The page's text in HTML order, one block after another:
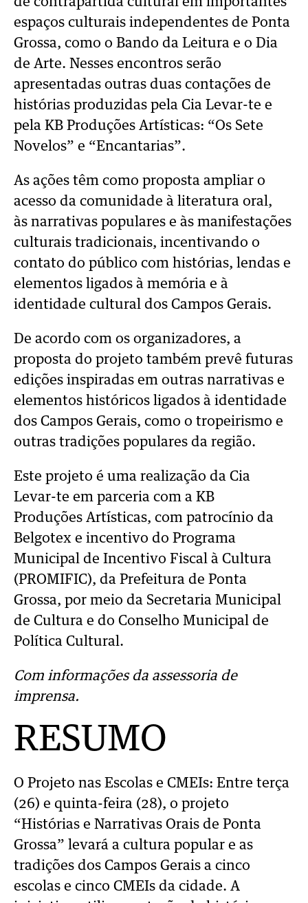
espaços culturais independentes de Ponta
Grossa, como o Bando da Leitura e o Dia
de Arte. Nesses encontros serão
apresentadas outras duas contações de
histórias produzidas pela Cia Levar-te e
pela KB Produções Artísticas: “Os Sete
Novelos” e “Encantarias”.
As ações têm como proposta ampliar o
acesso da comunidade à literatura oral,
às narrativas populares e às manifestações
culturais tradicionais, incentivando o
contato do público com histórias, lendas e
elementos ligados à memória e à
identidade cultural dos Campos Gerais.
De acordo com os organizadores, a
proposta do projeto também prevê futuras
edições inspiradas em outras narrativas e
elementos históricos ligados à identidade
dos Campos Gerais, como o tropeirismo e
outras tradições populares da região.
Este projeto é uma realização da Cia
Levar-te em parceria com a KB
Produções Artísticas, com patrocínio da
Belgotex e incentivo do Programa
Municipal de Incentivo Fiscal à Cultura
(PROMIFIC), da Prefeitura de Ponta
Grossa, por meio da Secretaria Municipal
de Cultura e do Conselho Municipal de
Política Cultural.
Com informações da assessoria de
imprensa.
RESUMO
O Projeto nas Escolas e CMEIs: Entre terça
(26) e quinta-feira (28), o projeto
“Histórias e Narrativas Orais de Ponta
Grossa” levará a cultura popular e as
tradições dos Campos Gerais a cinco
escolas e cinco CMEIs da cidade. A